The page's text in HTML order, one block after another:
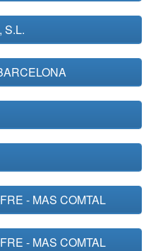
S.L.
- MAS COMTAL
- MAS COMTAL